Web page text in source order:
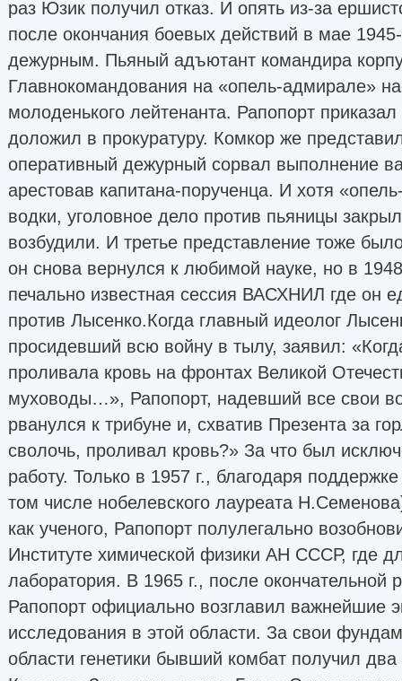
раз Юзик получил отказ. И опять из-за
после окончания боевых действий в мае
дежурным. Пьяный адъютант командира
Главнокомандования на «опель-адмирале»
молоденького лейтенанта. Рапопорт
доложил в прокуратуру. Комкор же
оперативный дежурный сорвал выполнение
арестовав капитана-порученца. И хотя
водки, уголовное дело против пьяницы
возбудили. И третье представление тоже
он снова вернулся к любимой науке, но в
печально известная сессия ВАСХНИЛ где он
против Лысенко.Когда главный идеолог
просидевший всю войну в тылу, заявил:
проливала кровь на фронтах Великой
муховоды…», Рапопорт, надевший все свои
рванулся к трибуне и, схватив Презента за
сволочь, проливал кровь?» За что был
работу. Только в 1957 г., благодаря
том числе нобелевского лауреата
как ученого, Рапопорт полулегально
Институте химической физики АН СССР, где
лаборатория. В 1965 г., после окончательной
Рапопорт официально возглавил важнейшие
исследования в этой области. За свои
области генетики бывший комбат получил